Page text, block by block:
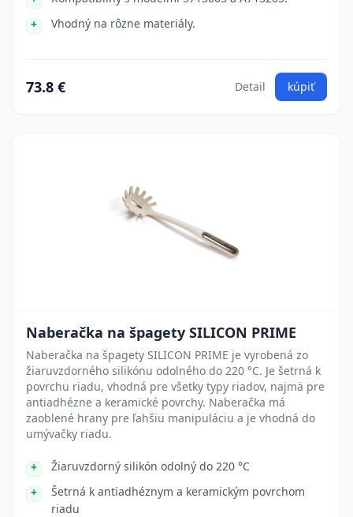
Vhodný na rôzne materiály.
73.8 € Detail kúpiť
Naberačka na špagety SILICON PRIME
Naberačka na špagety SILICON PRIME je vyrobená zo
žiaruvzdorného silikónu odolného do 220 °C. Je šetrná k
povrchu riadu, vhodná pre všetky typy riadov, najmä pre
antiadhézne a keramické povrchy. Naberačka má
zaoblené hrany pre ľahšiu manipuláciu a je vhodná do
umývačky riadu.
Žiaruvzdorný silikón odolný do 220 °C
Šetrná k antiadhéznym a keramickým povrchom
riadu